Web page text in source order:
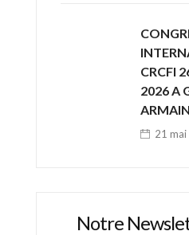
CRCFI
2026 A
21
Notre